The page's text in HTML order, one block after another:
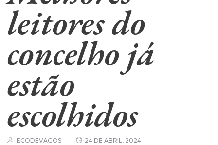
leitores do
concelho já
estão
escolhidos
ECODEVAGOS 24 DE ABRIL, 2024